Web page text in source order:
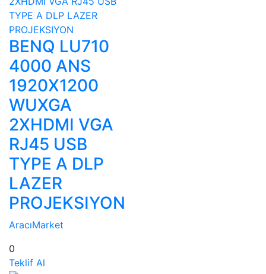
BENQ LU710
4000 ANS
1920X1200
WUXGA
2XHDMI VGA
RJ45 USB
TYPE A DLP
LAZER
PROJEKSIYON
AracıMarket
0
Teklif Al